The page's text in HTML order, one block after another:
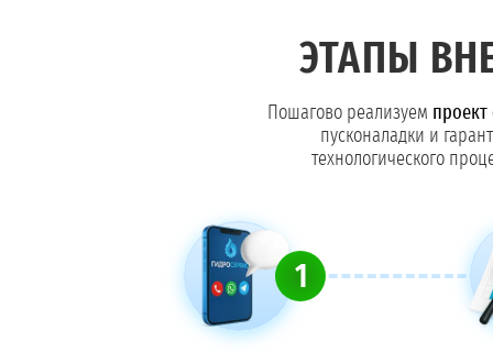
ЭТАПЫ
Пошагово реализуем проект
пусконаладки и
технологического
1